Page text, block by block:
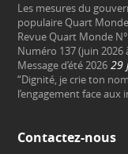
Les mesures du
populaire Quart
Revue Quart Monde
Numéro 137 (juin 2026
Message d’été 2026 29
“Dignité, je crie ton
l’engagement face aux
Contactez-nous